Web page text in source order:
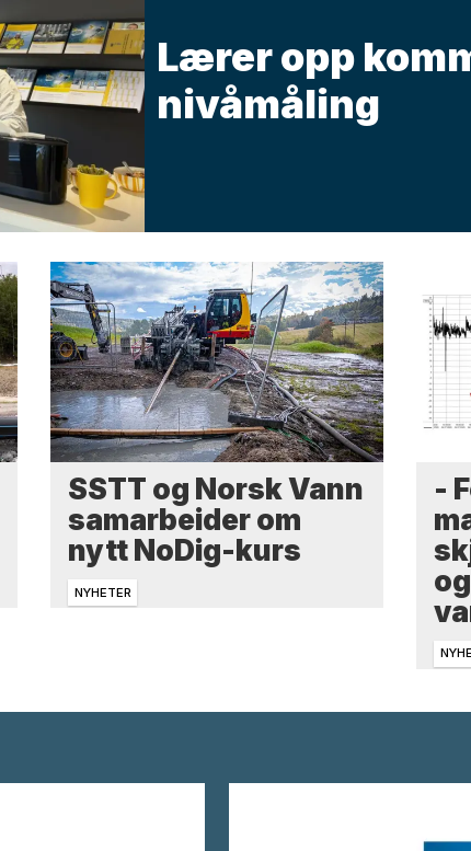
Lærer opp
nivåmåling
SSTT og Norsk Vann
samarbeider om
nytt NoDig-kurs
NYHETER
-